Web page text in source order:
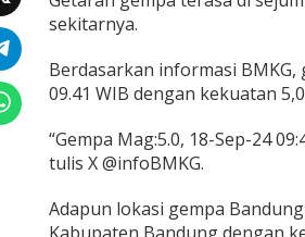
sekitarnya.
Berdasarkan informasi
09.41 WIB dengan kekuatan
“Gempa Mag:5.0, 18-Sep-24
tulis X @infoBMKG.
Adapun lokasi gempa